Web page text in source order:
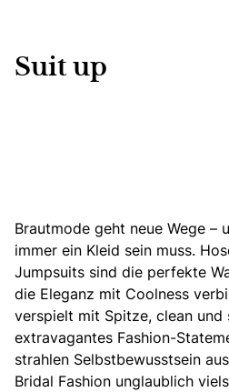
Suit up
Brautmode geht neue Wege –
immer ein Kleid sein muss.
Jumpsuits sind die perfekte
die Eleganz mit Coolness
verspielt mit Spitze, clean
extravagantes Fashion-
strahlen Selbstbewusstsein
Bridal Fashion unglaublich